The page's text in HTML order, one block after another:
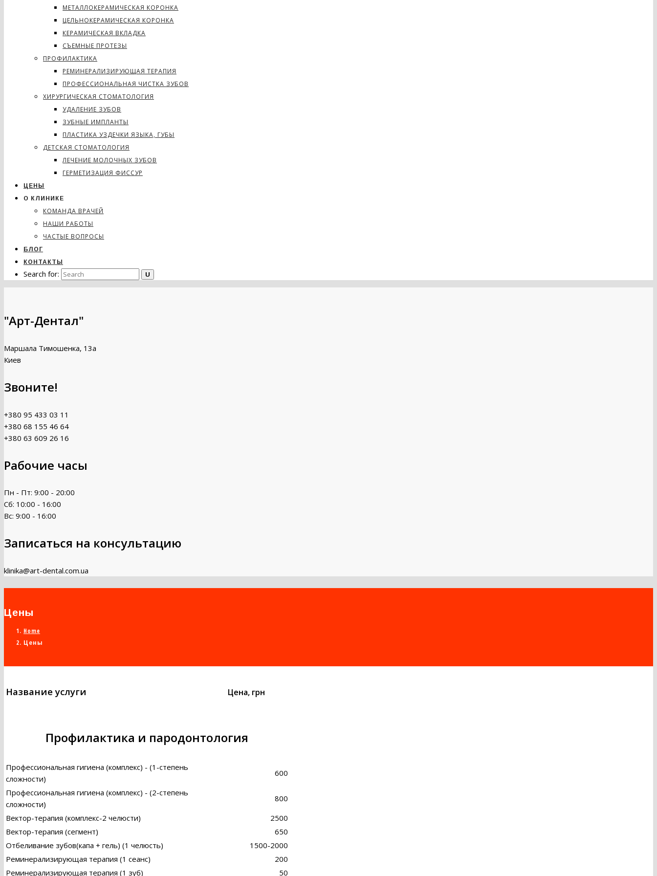
МЕТАЛЛОКЕРАМИЧЕСКАЯ КОРОНКА
ЦЕЛЬНОКЕРАМИЧЕСКАЯ КОРОНКА
КЕРАМИЧЕСКАЯ ВКЛАДКА
СЪЕМНЫЕ ПРОТЕЗЫ
ПРОФИЛАКТИКА
РЕМИНЕРАЛИЗИРУЮЩАЯ ТЕРАПИЯ
ПРОФЕССИОНАЛЬНАЯ ЧИСТКА ЗУБОВ
ХИРУРГИЧЕСКАЯ СТОМАТОЛОГИЯ
УДАЛЕНИЕ ЗУБОВ
ЗУБНЫЕ ИМПЛАНТЫ
ПЛАСТИКА УЗДЕЧКИ ЯЗЫКА, ГУБЫ
ДЕТСКАЯ СТОМАТОЛОГИЯ
ЛЕЧЕНИЕ МОЛОЧНЫХ ЗУБОВ
ГЕРМЕТИЗАЦИЯ ФИССУР
ЦЕНЫ
О КЛИНИКЕ
КОМАНДА ВРАЧЕЙ
НАШИ РАБОТЫ
ЧАСТЫЕ ВОПРОСЫ
БЛОГ
КОНТАКТЫ
Search for:
"Арт-Дентал"
Маршала Тимошенка, 13а
Киев
Звоните!
+380 95 433 03 11
+380 68 155 46 64
+380 63 609 26 16
Рабочие часы
Пн - Пт: 9:00 - 20:00
Сб: 10:00 - 16:00
Вс: 9:00 - 16:00
Записаться на консультацию
klinika@art-dental.com.ua
Цены
Home
Цены
Название услуги Цена, грн
Профилактика и пародонтология
Профессиональная гигиена (комплекс) - (1-степень
сложности)
600
Профессиональная гигиена (комплекс) - (2-степень
сложности)
800
Вектор-терапия (комплекс-2 челюсти)
2500
Вектор-терапия (сегмент)
650
Отбеливание зубов(капа + гель) (1 челюсть)
1500-2000
Реминерализирующая терапия (1 сеанс)
200
Реминерализирующая терапия (1 зуб)
50